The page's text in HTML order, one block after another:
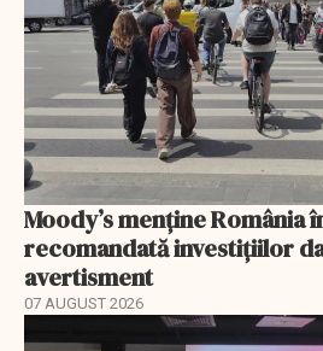
Moody’s menține România
recomandată investițiilor
avertisment
07 AUGUST 2026